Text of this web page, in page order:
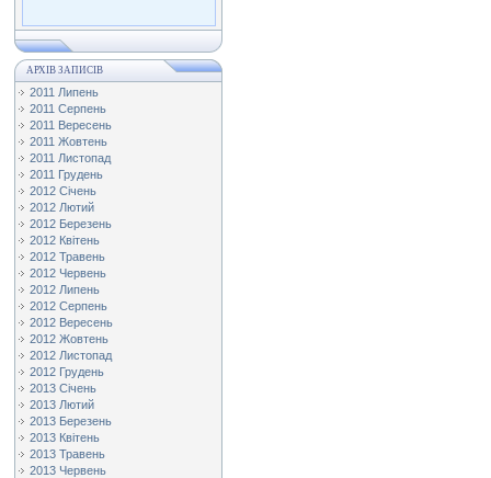
АРХІВ ЗАПИСІВ
2011 Липень
2011 Серпень
2011 Вересень
2011 Жовтень
2011 Листопад
2011 Грудень
2012 Січень
2012 Лютий
2012 Березень
2012 Квітень
2012 Травень
2012 Червень
2012 Липень
2012 Серпень
2012 Вересень
2012 Жовтень
2012 Листопад
2012 Грудень
2013 Січень
2013 Лютий
2013 Березень
2013 Квітень
2013 Травень
2013 Червень